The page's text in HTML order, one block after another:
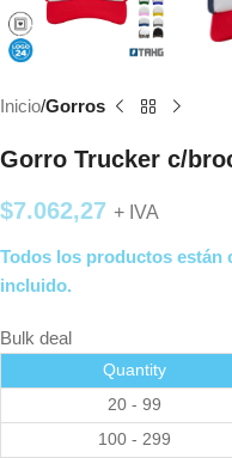
Inicio Gorros
Gorro Trucker c/
$7.062,27 + IVA
Todos los productos están
incluido.
Bulk deal
Quantity
20 - 99
100 - 299